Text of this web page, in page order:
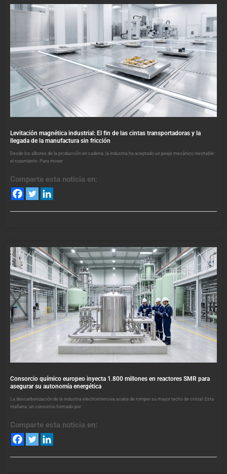
Levitación magnética industrial: El fin de las cintas transportadoras y la
llegada de la manufactura sin fricción
Desde los albores de la producción en cadena, la industria ha aceptado un peaje mecánico inevitable:
el rozamiento. Para mover
Comparte esta noticia en:
Consorcio químico europeo inyecta 1.800 millones en reactores SMR para
asegurar su autonomía energética
La descarbonización de la industria electrointensiva acaba de romper su mayor techo de cristal. Esta
mañana, un consorcio formado por
Comparte esta noticia en: